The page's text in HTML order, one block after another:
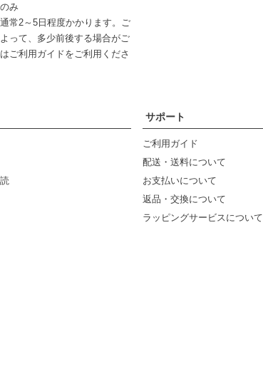
み
常2～5日程度かかります。ご
って、多少前後する場合がご
ご利用ガイドをご利用くださ
サポート
ご利用ガイド
配送・送料について
お支払いについて
返品・交換について
ラッピングサービスについて